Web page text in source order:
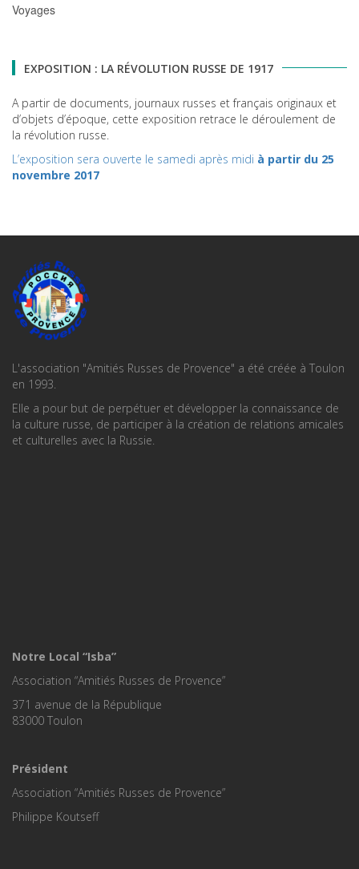
Voyages
EXPOSITION : LA RÉVOLUTION RUSSE DE 1917
A partir de documents, journaux russes et français originaux et
d’objets d’époque, cette exposition retrace le déroulement de
la révolution russe.
L’exposition sera ouverte le samedi après midi à partir du 25
novembre 2017
L'association "Amitiés Russes de Provence" a été créée à Toulon
en 1993.
Elle a pour but de perpétuer et développer la connaissance de
la culture russe, de participer à la création de relations amicales
et culturelles avec la Russie.
Notre Local “Isba”
Association “Amitiés Russes de Provence”
371 avenue de la République
83000 Toulon
Président
Association “Amitiés Russes de Provence”
Philippe Koutseff